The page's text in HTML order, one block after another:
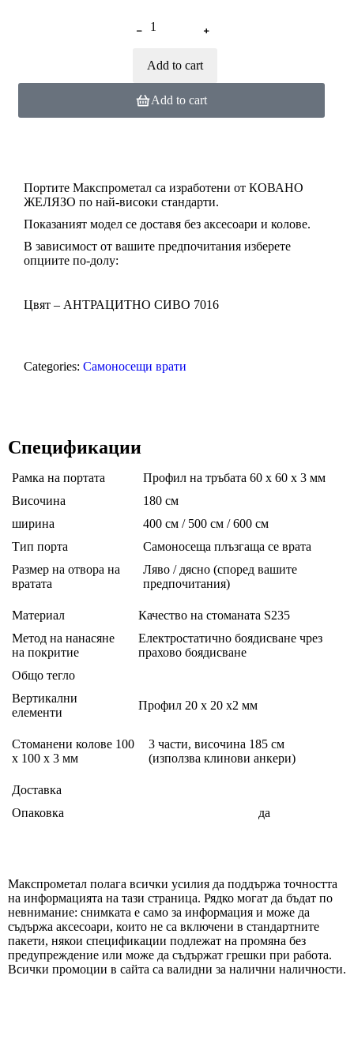
Add to cart
Add to cart
Портите Макспрометал са изработени от КОВАНО
ЖЕЛЯЗО по най-високи стандарти.
Показаният модел се доставя без аксесоари и колове.
В зависимост от вашите предпочитания изберете
опциите по-долу:
Цвят – АНТРАЦИТНО СИВО 7016
Categories: Самоносещи врати
Спецификации
Рамка на портата
Профил на тръбата 60 х 60 х 3 мм
Височина
180 см
ширина
400 см / 500 см / 600 см
Тип порта
Самоносеща плъзгаща се врата
Размер на отвора на
вратата
Ляво / дясно (според вашите
предпочитания)
Материал
Качество на стоманата S235
Метод на нанасяне
на покритие
Електростатично боядисване чрез
прахово боядисване
Общо тегло
Вертикални
елементи
Профил 20 х 20 х2 мм
Стоманени колове 100
х 100 х 3 мм
3 части, височина 185 см
(използва клинови анкери)
Доставка
Опаковка
да
Макспрометал полага всички усилия да поддържа точността
на информацията на тази страница. Рядко могат да бъдат по
невнимание: снимката е само за информация и може да
съдържа аксесоари, които не са включени в стандартните
пакети, някои спецификации подлежат на промяна без
предупреждение или може да съдържат грешки при работа.
Всички промоции в сайта са валидни за налични наличности.